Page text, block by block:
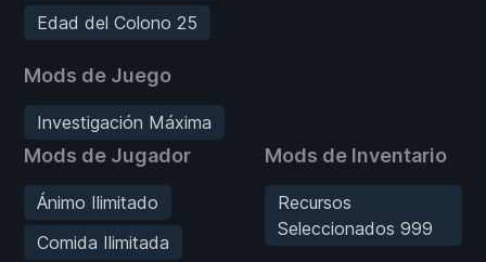
Edad del Colono 25
Mods de Juego
Investigación Máxima
Mods de Jugador
Ánimo Ilimitado
Comida Ilimitada
Mods de Inventario
Recursos
Seleccionados 999